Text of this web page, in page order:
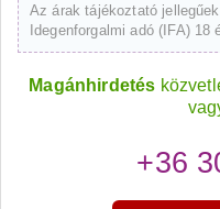
Az árak tájékoztató
Idegenforgalmi adó (IFA)
Magánhirdetés
+36